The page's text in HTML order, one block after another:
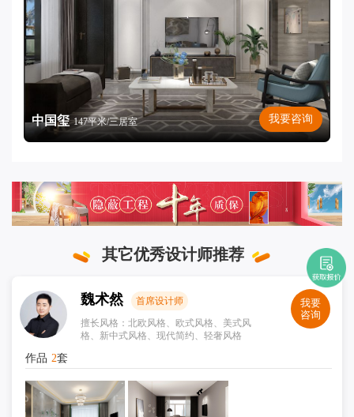
中国玺 147平米/三居室 我要咨询
其它优秀设计师推荐
魏术然 首席设计师
我要
咨询
擅长风格：北欧风格、欧式风格、美式风
格、新中式风格、现代简约、轻奢风格
作品 2套